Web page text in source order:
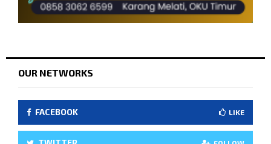
OUR NETWORKS
FACEBOOK LIKE